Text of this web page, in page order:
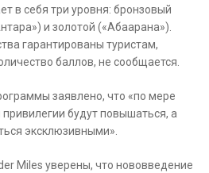
в себя три уровня: бронзовый
и золотой («Абаарана»).
гарантированы туристам,
баллов, не сообщается.
заявлено, что «по мере
будут повышаться, а
эксклюзивными».
Miles уверены, что нововведение